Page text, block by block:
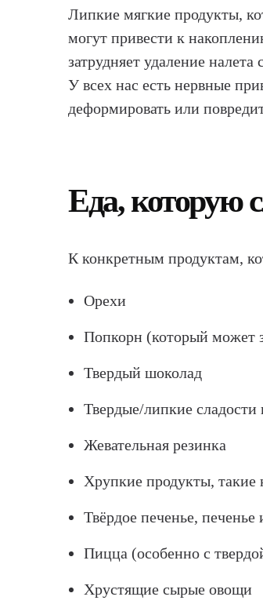
Липкие мягкие продукты,
могут привести к
затрудняет удаление
У всех нас есть нервные
деформировать или
Еда, которую
К конкретным продуктам,
Орехи
Попкорн (который может
Твердый шоколад
Твердые/липкие сладости
Жевательная резинка
Хрупкие продукты, такие
Твёрдое печенье,
Пицца (особенно с
Хрустящие сырые овощи